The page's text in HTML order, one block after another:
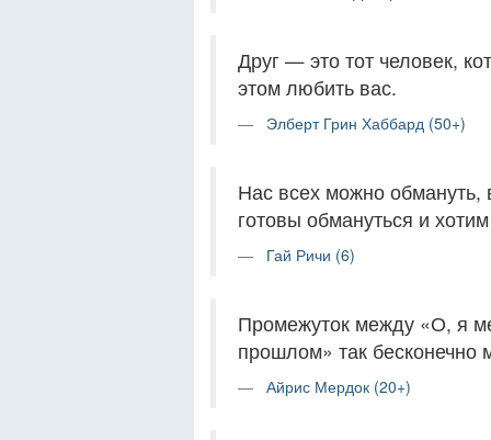
Друг — это тот человек,
этом любить вас.
Элберт Грин Хаббард (50+)
Нас всех можно обмануть,
готовы обмануться и
Гай Ричи (6)
Промежуток между «О, я
прошлом» так бесконечно
Айрис Мердок (20+)